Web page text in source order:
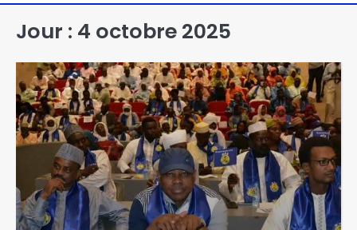
Jour : 4 octobre 2025